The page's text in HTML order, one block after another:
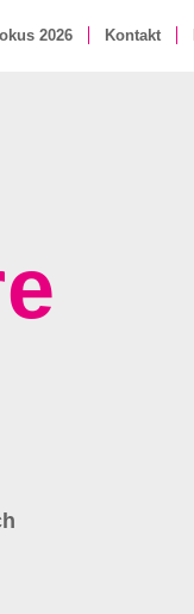
2026 Kontakt